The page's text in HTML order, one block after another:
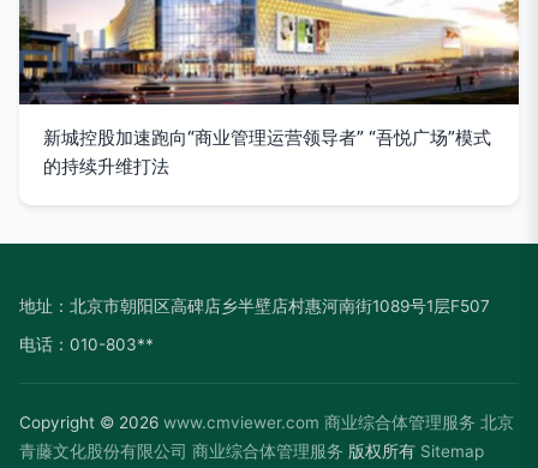
新城控股加速跑向“商业管理运营领导者” “吾悦广场”模式
的持续升维打法
地址：北京市朝阳区高碑店乡半壁店村惠河南街1089号1层F507
电话：010-803**
Copyright © 2026 www.cmviewer.com 商业综合体管理服务 北京
青藤文化股份有限公司 商业综合体管理服务 版权所有 Sitemap